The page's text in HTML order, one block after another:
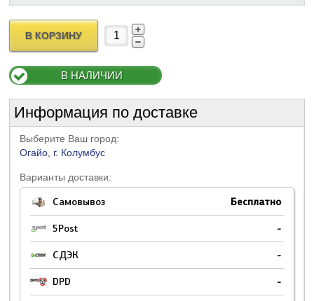
В КОРЗИНУ
В НАЛИЧИИ
Информация по доставке
Выберите Ваш город:
Огайо, г. Колумбус
Варианты доставки:
Самовывоз Бесплатно
5Post -
СДЭК -
DPD -